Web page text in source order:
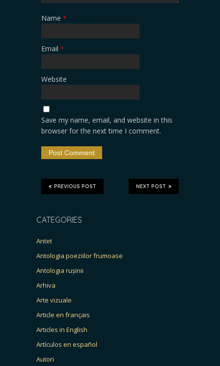
Name *
Email *
Website
Save my name, email, and website in this
browser for the next time I comment.
NEXT POST
PREVIOUS POST
CATEGORIES
Antet
Antologia poeziilor frumoase
Antologia rușinii
Arhiva
Arte vizuale
Article en français
Articles in English
Artículos en español
Autori